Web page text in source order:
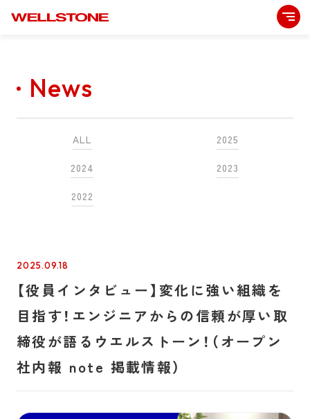
News
ALL 2025
2024 2023
2022
2025.09.18
【役員インタビュー】変化に強い組織を
目指す！エンジニアからの信頼が厚い取
締役が語るウエルストーン！（オープン
社内報 note 掲載情報）